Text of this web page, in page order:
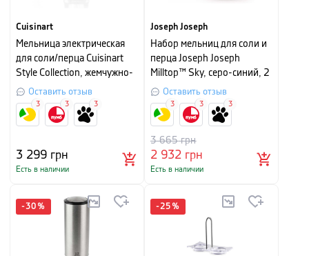
Cuisinart
Мельница электрическая
для соли/перца Cuisinart
Style Collection, жемчужно-
серыйОставить отзыв
3 299 грн
Есть в наличии
3 3 3
Joseph Joseph
Набор мельниц для соли и
перца Joseph Joseph
Milltop™ Sky, серо-синий, 2
штукиОставить отзыв
2 932 грн
3 665грн
Есть в наличии
3 3 3
-30 % -25 %